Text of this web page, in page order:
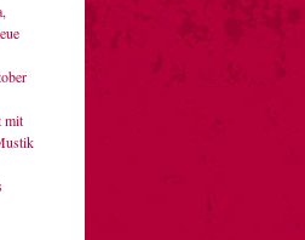
mit